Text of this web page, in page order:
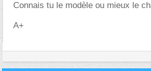
Connais tu le modèle ou mieux le
A+